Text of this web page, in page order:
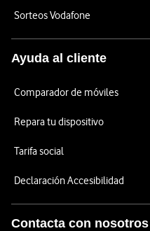
Sorteos Vodafone
Ayuda al cliente
Comparador de móviles
Repara tu dispositivo
Tarifa social
Declaración Accesibilidad
Contacta con nosotros